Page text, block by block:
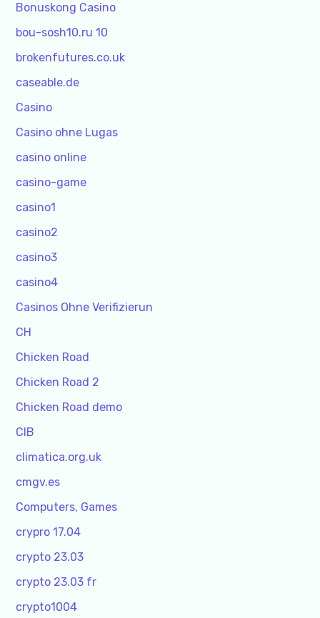
Bonuskong Casino
bou-sosh10.ru 10
brokenfutures.co.uk
caseable.de
Casino
Casino ohne Lugas
casino online
casino-game
casino1
casino2
casino3
casino4
Casinos Ohne Verifizierun
CH
Chicken Road
Chicken Road 2
Chicken Road demo
CIB
climatica.org.uk
cmgv.es
Computers, Games
crypro 17.04
crypto 23.03
crypto 23.03 fr
crypto1004